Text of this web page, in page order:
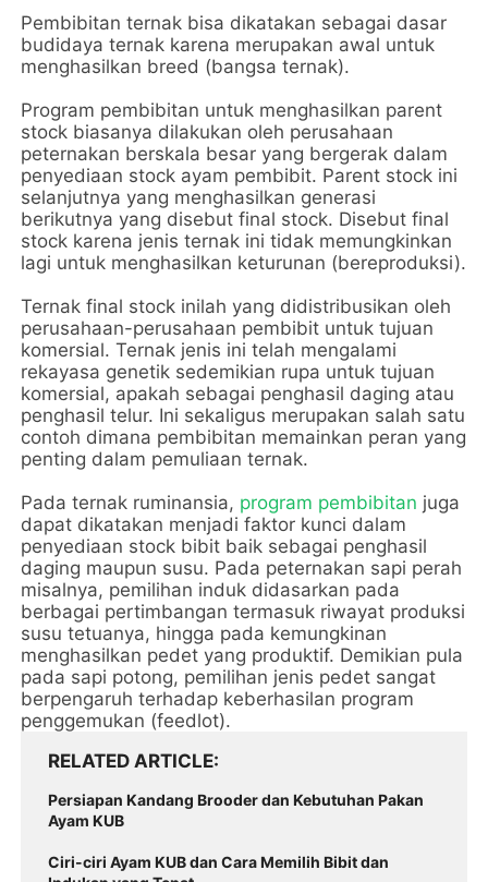
Pembibitan ternak bisa dikatakan sebagai dasar
budidaya ternak karena merupakan awal untuk
menghasilkan breed (bangsa ternak).
Program pembibitan untuk menghasilkan parent
stock biasanya dilakukan oleh perusahaan
peternakan berskala besar yang bergerak dalam
penyediaan stock ayam pembibit. Parent stock ini
selanjutnya yang menghasilkan generasi
berikutnya yang disebut final stock. Disebut final
stock karena jenis ternak ini tidak memungkinkan
lagi untuk menghasilkan keturunan (bereproduksi).
Ternak final stock inilah yang didistribusikan oleh
perusahaan-perusahaan pembibit untuk tujuan
komersial. Ternak jenis ini telah mengalami
rekayasa genetik sedemikian rupa untuk tujuan
komersial, apakah sebagai penghasil daging atau
penghasil telur. Ini sekaligus merupakan salah satu
contoh dimana pembibitan memainkan peran yang
penting dalam pemuliaan ternak.
Pada ternak ruminansia, program pembibitan juga
dapat dikatakan menjadi faktor kunci dalam
penyediaan stock bibit baik sebagai penghasil
daging maupun susu. Pada peternakan sapi perah
misalnya, pemilihan induk didasarkan pada
berbagai pertimbangan termasuk riwayat produksi
susu tetuanya, hingga pada kemungkinan
menghasilkan pedet yang produktif. Demikian pula
pada sapi potong, pemilihan jenis pedet sangat
berpengaruh terhadap keberhasilan program
penggemukan (feedlot).
RELATED ARTICLE
Persiapan Kandang Brooder dan Kebutuhan Pakan
Ayam KUB
Ciri-ciri Ayam KUB dan Cara Memilih Bibit dan